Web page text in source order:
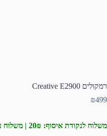
רמקולים Creative E2900
₪499
משלוח לנקודת איסוף: 20₪ | משלוח עד הבית: 50₪